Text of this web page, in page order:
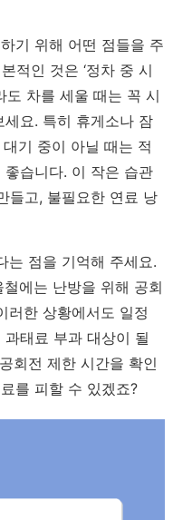
기 위해 어떤 점들을 주
적인 것은 ‘정차 중 시
도 차를 세울 때는 꼭 시
요. 특히 휴게소나 잠
기 중이 아닐 때는 적
습니다. 이 작은 습관
들고, 불필요한 연료 낭
는 점을 기억해 주세요.
에는 난방을 위해 공회
러한 상황에서도 일정
태료 부과 대상이 될
회전 제한 시간을 확인
를 피할 수 있겠죠?